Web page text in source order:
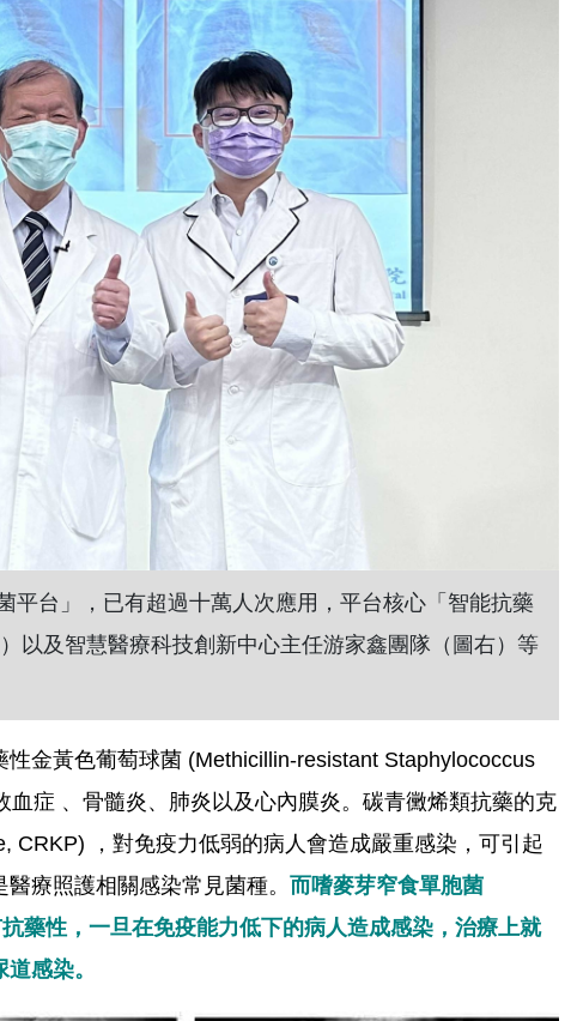
平台」，已有超過十萬人次應用，平台核心「智能抗藥
以及智慧醫療科技創新中心主任游家鑫團隊（圖右）等
性金黃色葡萄球菌 (Methicillin-resistant Staphylococcus
症 、骨髓炎、肺炎以及心內膜炎。碳青黴烯類抗藥的克
CRKP) ，對免疫力低弱的病人會造成嚴重感染，可引起
療照護相關感染常見菌種。 而嗜麥芽窄食單胞菌
性，一旦在免疫能力低下的病人造成感染，治療上就
感染。